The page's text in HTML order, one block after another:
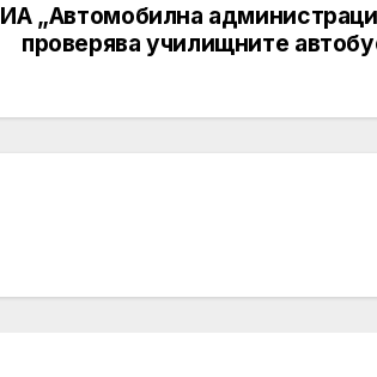
ИА „Автомобилна
проверява училищните